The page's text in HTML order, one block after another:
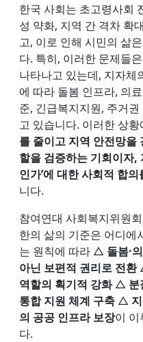
한국 사회는 초고령사회
성 약화, 지역 간 격차 확
고, 이로 인해 시민의 삶
다. 특히, 이러한 문제들
나타나고 있는데, 지자체
에 따라 돌봄 인프라, 의
준, 긴급복지지원, 주거
고 있습니다. 이러한 상황
를 줄이고 지역 안전망을
할을 검증하는 기회이자,
인가’에 대한 사회적 합
니다.
참여연대 사회복지위원
한의 삶의 기준은 어디에
는 원칙에 따라 △ 돌봄·
아닌 보편적 권리로 전환
역할의 획기적 강화△ 분
통합 지원 체계 구축 △
의 공공 인프라 보장이 이
다.